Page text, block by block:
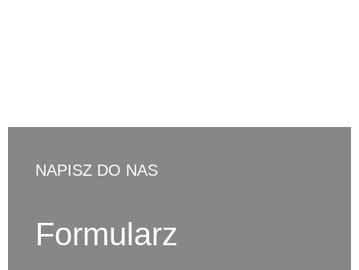
NAPISZ DO NAS
Formularz